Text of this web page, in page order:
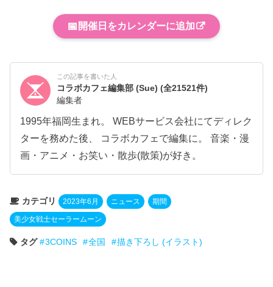
📅 開催日をカレンダーに追加
この記事を書いた人
コラボカフェ編集部 (Sue)(全21521件)
編集者
1995年福岡生まれ。 WEBサービス会社にてディレク
ターを務めた後、 コラボカフェで編集に。 音楽・漫
画・アニメ・お笑い・散歩(散策)が好き。
カテゴリ 2023年6月 ニュース 期間
美少女戦士セーラームーン
タグ 3COINS 全国 描き下ろし (イラスト)